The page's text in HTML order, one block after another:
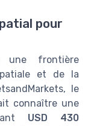
pour
une frontière
et de la
le
connaître une
USD 430